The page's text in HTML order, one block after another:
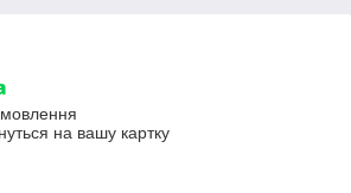
на вашу картку